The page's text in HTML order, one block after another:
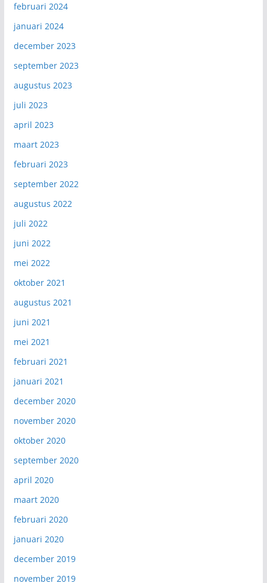
februari 2024
januari 2024
december 2023
september 2023
augustus 2023
juli 2023
april 2023
maart 2023
februari 2023
september 2022
augustus 2022
juli 2022
juni 2022
mei 2022
oktober 2021
augustus 2021
juni 2021
mei 2021
februari 2021
januari 2021
december 2020
november 2020
oktober 2020
september 2020
april 2020
maart 2020
februari 2020
januari 2020
december 2019
november 2019